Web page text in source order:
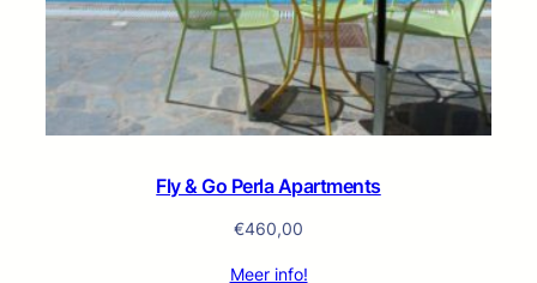
Fly & Go Perla Apartments
€460,00
Meer info!